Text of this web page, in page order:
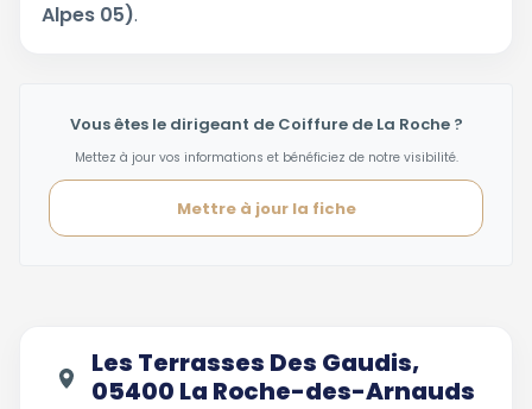
Alpes 05).
Vous êtes le dirigeant de Coiffure de La Roche ?
Mettez à jour vos informations et bénéficiez de notre visibilité.
Mettre à jour la fiche
Les Terrasses Des Gaudis,
05400 La Roche-des-Arnauds